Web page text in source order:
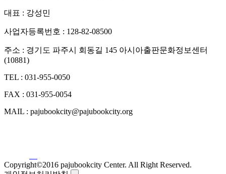
대표 : 강성민
사업자등록번호 : 128-82-08500
주소 : 경기도 파주시 회동길 145 아시아출판문화정보센터
(10881)
TEL : 031-955-0050
FAX : 031-955-0054
MAIL : pajubookcity@pajubookcity.org
Copyright©2016 pajubookcity Center. All Right Reserved.